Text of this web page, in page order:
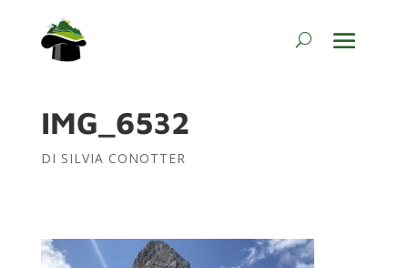
IMG_6532
DI SILVIA CONOTTER